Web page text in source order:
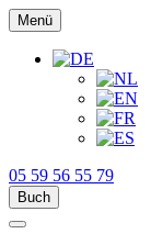
Menü
05 59 56 55 79
Buch